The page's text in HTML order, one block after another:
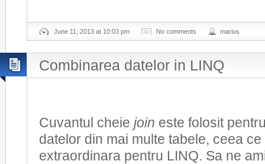
June 11, 2013 at 10:03 pm No comments marius
Combinarea datelor in LINQ
Cuvantul cheie join este folosit
datelor din mai multe tabele, ceea
extraordinara pentru LINQ. Sa ne